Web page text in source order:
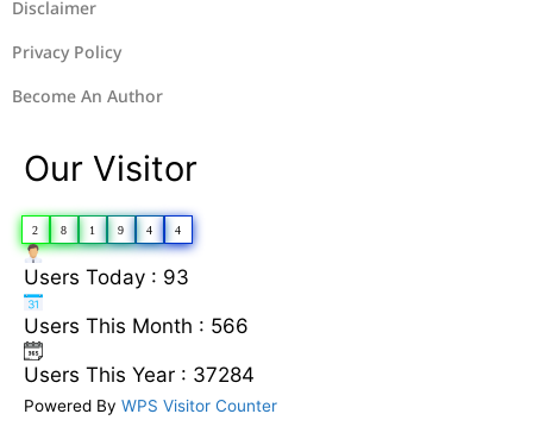
Disclaimer
Privacy Policy
Become An Author
Our Visitor
2 8 1 9 4 4
Users Today : 93
Users This Month : 566
Users This Year : 37284
Powered By WPS Visitor Counter